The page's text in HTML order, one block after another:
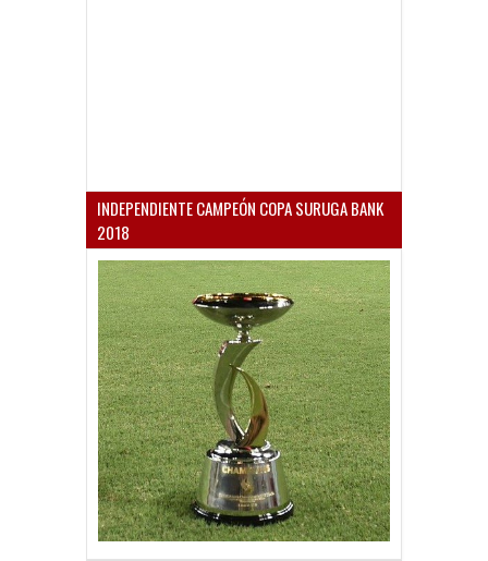
INDEPENDIENTE CAMPEÓN COPA SURUGA BANK
2018